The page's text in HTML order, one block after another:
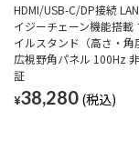
HDMI/USB-C/DP接続
イジーチェーン機能搭載
イルスタンド（高さ・角
広視野角パネル 100Hz
証
¥38,280